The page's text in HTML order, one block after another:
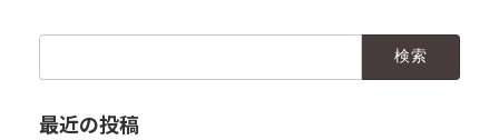
最近の投稿